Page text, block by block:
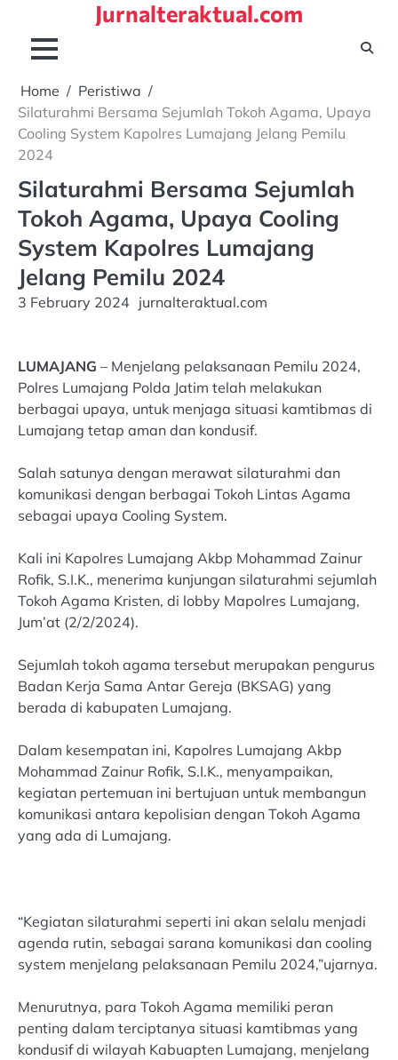
content
Jurnalteraktual.com
Home
Peristiwa
Silaturahmi Bersama Sejumlah Tokoh Agama, Upaya
Cooling System Kapolres Lumajang Jelang Pemilu
2024
Silaturahmi Bersama Sejumlah
Tokoh Agama, Upaya Cooling
System Kapolres Lumajang
Jelang Pemilu 2024
3 February 2024 jurnalteraktual.com
LUMAJANG – Menjelang pelaksanaan Pemilu 2024,
Polres Lumajang Polda Jatim telah melakukan
berbagai upaya, untuk menjaga situasi kamtibmas di
Lumajang tetap aman dan kondusif.
Salah satunya dengan merawat silaturahmi dan
komunikasi dengan berbagai Tokoh Lintas Agama
sebagai upaya Cooling System.
Kali ini Kapolres Lumajang Akbp Mohammad Zainur
Rofik, S.I.K., menerima kunjungan silaturahmi sejumlah
Tokoh Agama Kristen, di lobby Mapolres Lumajang,
Jum’at (2/2/2024).
Sejumlah tokoh agama tersebut merupakan pengurus
Badan Kerja Sama Antar Gereja (BKSAG) yang
berada di kabupaten Lumajang.
Dalam kesempatan ini, Kapolres Lumajang Akbp
Mohammad Zainur Rofik, S.I.K., menyampaikan,
kegiatan pertemuan ini bertujuan untuk membangun
komunikasi antara kepolisian dengan Tokoh Agama
yang ada di Lumajang.
“Kegiatan silaturahmi seperti ini akan selalu menjadi
agenda rutin, sebagai sarana komunikasi dan cooling
system menjelang pelaksanaan Pemilu 2024,”ujarnya.
Menurutnya, para Tokoh Agama memiliki peran
penting dalam terciptanya situasi kamtibmas yang
kondusif di wilayah Kabuapten Lumajang, menjelang